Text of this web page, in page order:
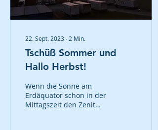
22. Sept. 2023 ∙ 2 Min.
Tschüß Sommer und
Hallo Herbst!
Wenn die Sonne am
Erdäquator schon in der
Mittagszeit den Zenit